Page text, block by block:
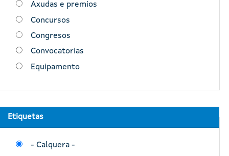
Axudas e premios
Concursos
Congresos
Convocatorias
Equipamento
Etiquetas
- Calquera -